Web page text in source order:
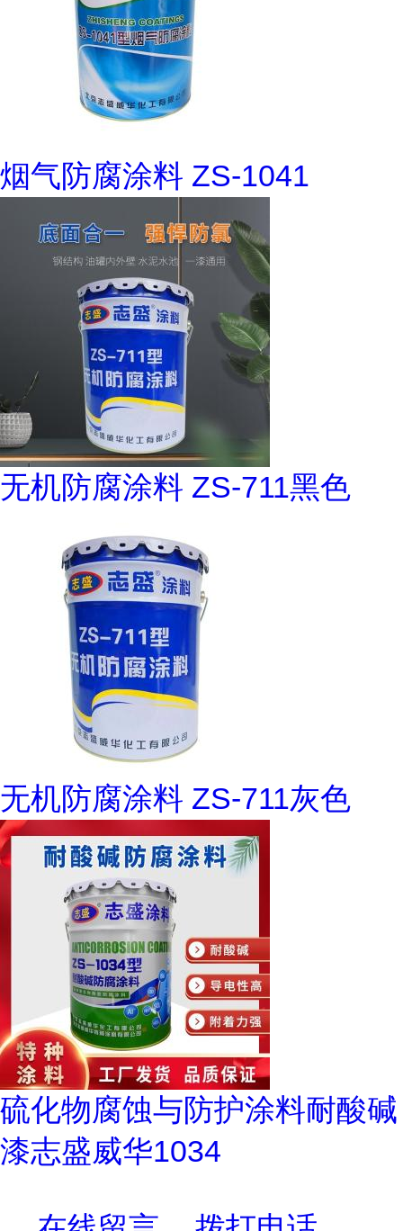
烟气防腐涂料 ZS-1041
无机防腐涂料 ZS-711黑色
无机防腐涂料 ZS-711灰色
硫化物腐蚀与防护涂料耐酸碱
漆志盛威华1034